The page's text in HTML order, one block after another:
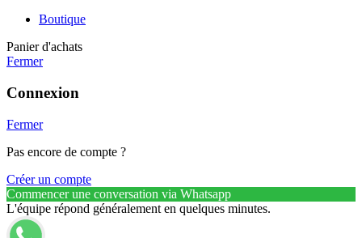
Boutique
Panier d'achats
Fermer
Connexion
Fermer
Pas encore de compte ?
Créer un compte
Commencer une conversation via Whatsapp
L'équipe répond généralement en quelques minutes.